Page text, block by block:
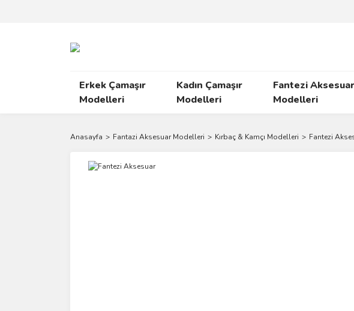
Erkek Çamaşır
Modelleri
Kadın Çamaşır
Modelleri
Fantezi Aksesuar
Modelleri
Anasayfa Fantazi Aksesuar Modelleri Kırbaç & Kamçı Modelleri Fantezi